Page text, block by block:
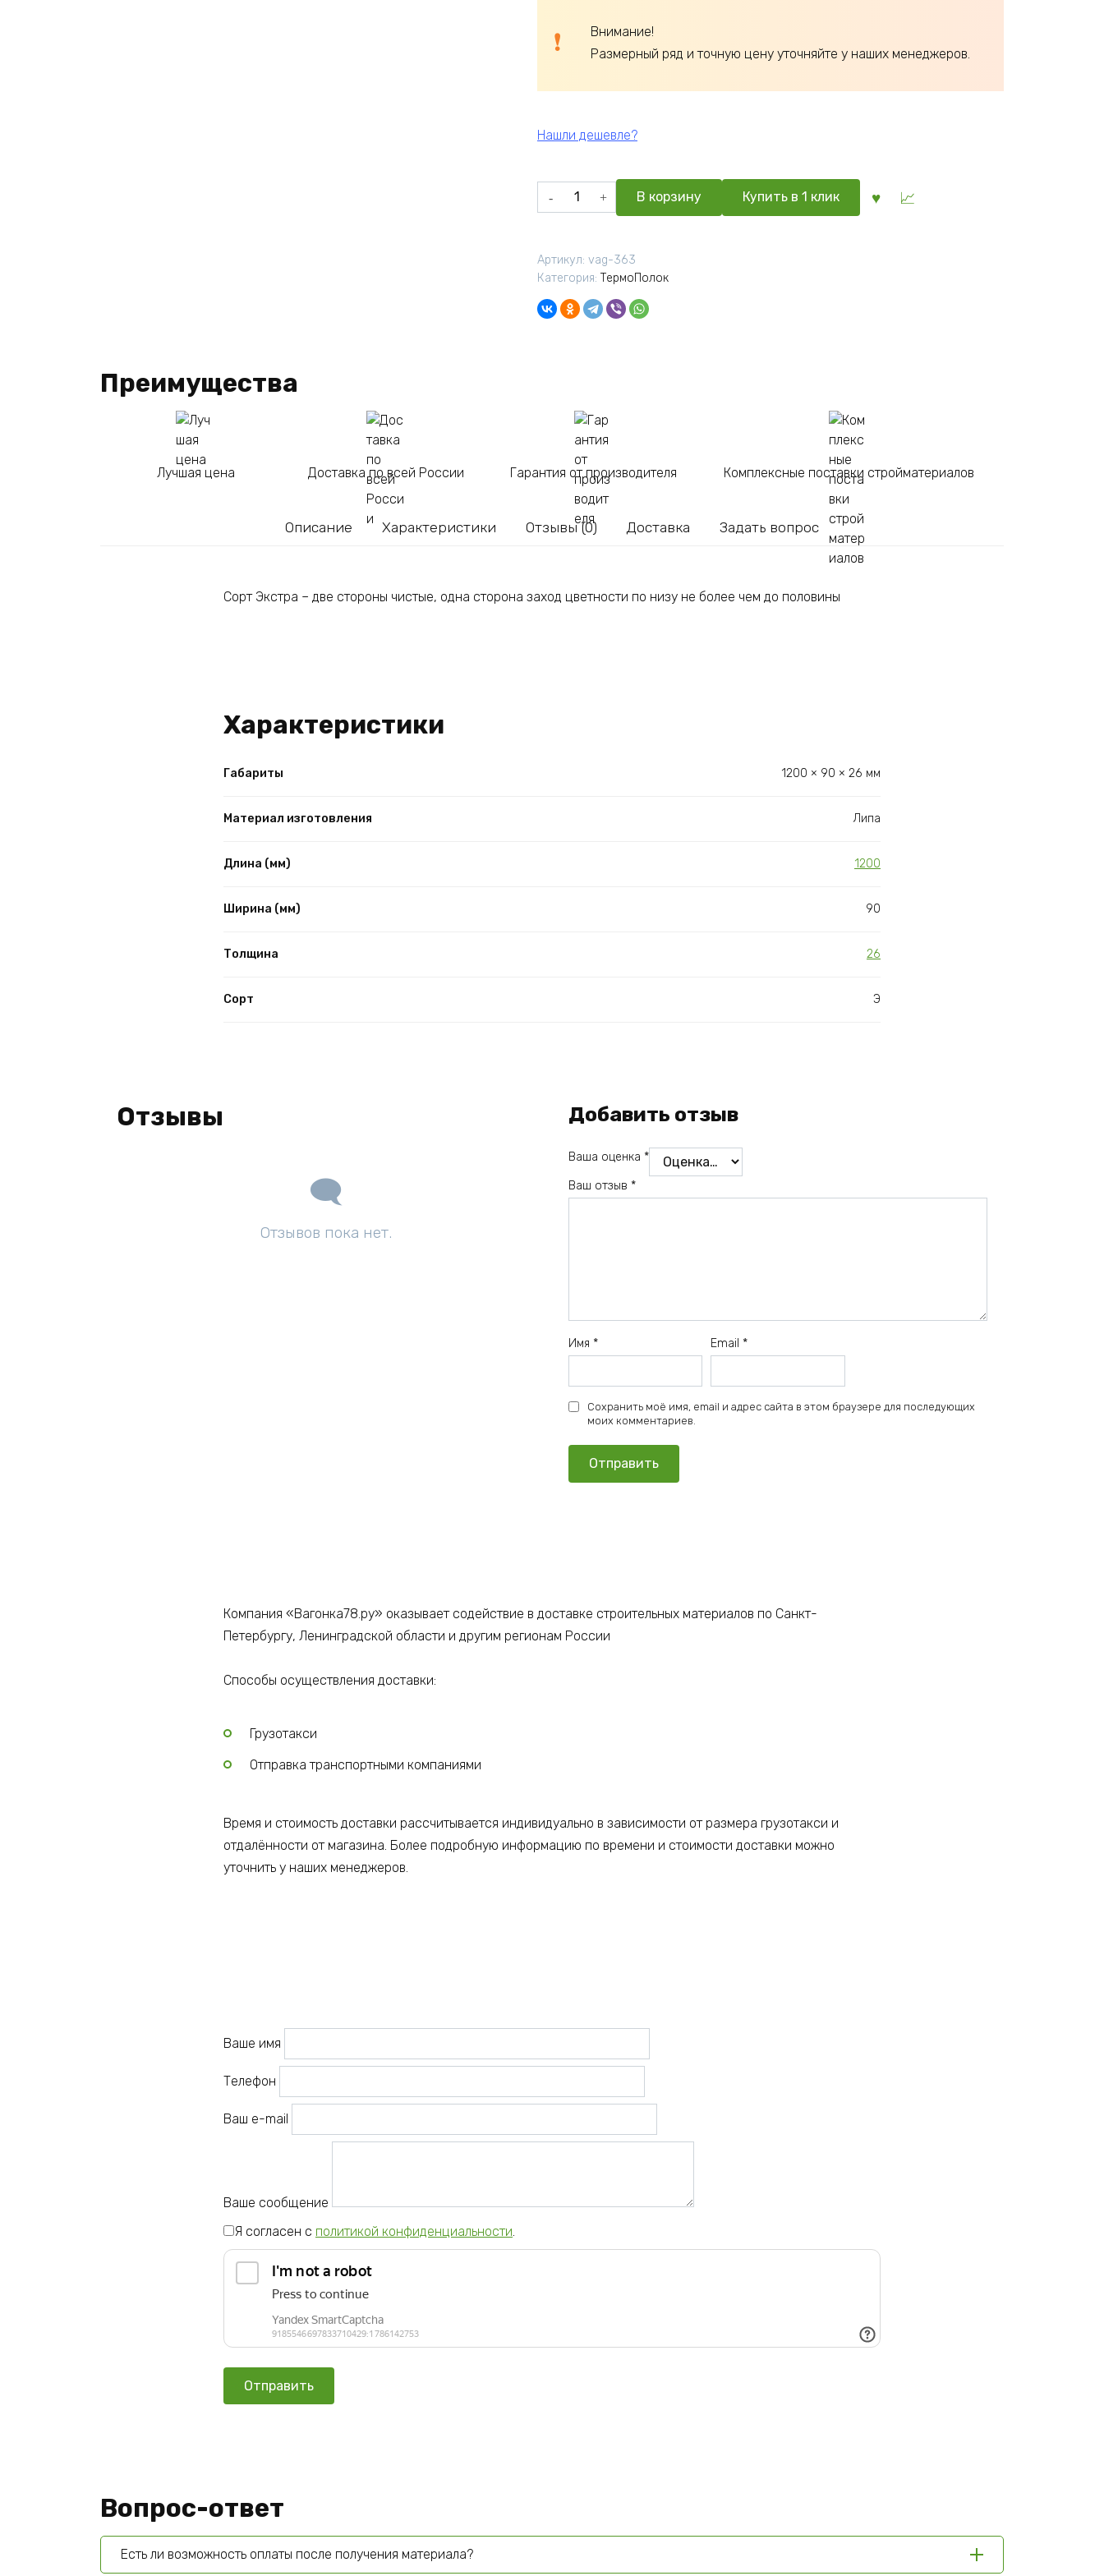
Внимание!
Размерный ряд и точную цену уточняйте у наших менеджеров.
Нашли дешевле?
Количество
товара
сорт
Экстра
26x90x1200
В корзину Купить в 1 клик
Артикул: vag-363
Категория: ТермоПолок
Преимущества
Лучшая цена Доставка по всей России Гарантия от производителя Комплексные поставки стройматериалов
Описание Характеристики Отзывы (0) Доставка Задать вопрос
Сорт Экстра – две стороны чистые, одна сторона заход цветности по низу не более чем до половины
Характеристики
Габариты 1200 × 90 × 26 мм
Материал изготовления Липа
Длина (мм) 1200
Ширина (мм) 90
Толщина 26
Сорт Э
Отзывы
Отзывов пока нет.
Добавить отзыв
Ваша оценка *
Ваш отзыв *
Имя * Email *
Сохранить моё имя, email и адрес сайта в этом браузере для последующих
моих комментариев.
Компания «Вагонка78.ру» оказывает содействие в доставке строительных материалов по Санкт-
Петербургу, Ленинградской области и другим регионам России
Способы осуществления доставки:
Грузотакси
Отправка транспортными компаниями
Время и стоимость доставки рассчитывается индивидуально в зависимости от размера грузотакси и
отдалённости от магазина. Более подробную информацию по времени и стоимости доставки можно
уточнить у наших менеджеров.
Ваше имя
Телефон
Ваш e-mail
Ваше сообщение
Я согласен с политикой конфиденциальности.
Вопрос-ответ
Есть ли возможность оплаты после получения материала?